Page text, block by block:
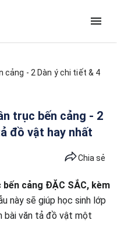
cảng - 2 Dàn ý chi tiết & 4
trục bến cảng - 2
đồ vật hay nhất
Chia sẻ
cảng ĐẶC SẮC, kèm
này sẽ giúp học sinh lớp
bài văn tả đồ vật một